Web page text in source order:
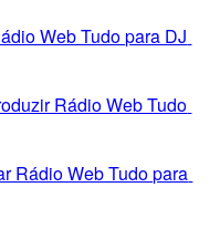
Web Tudo para DJ
Rádio Web Tudo
Rádio Web Tudo para